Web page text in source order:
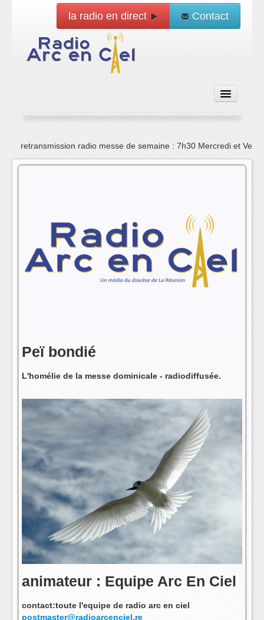
la radio en direct Contact
Accueil
Emissions
La radio
L'équipe
retransmission radio messe de semaine : 7h30 Mercredi et
Peï bondié
L'homélie de la messe dominicale - radiodiffusée.
animateur : Equipe Arc En Ciel
contact:toute l'equipe de radio arc en ciel
postmaster@radioarcenciel.re